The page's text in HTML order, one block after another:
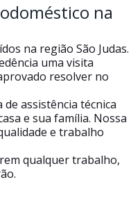
na
na região São Judas.
uma visita
resolver no
de assistência técnica
e sua família. Nossa
e trabalho
qualquer trabalho,